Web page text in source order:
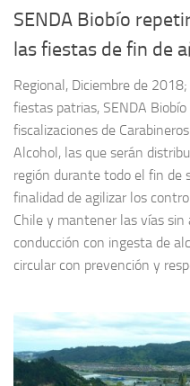
SENDA Biobío
las fiestas de fin de
Regional, Diciembre de
fiestas patrias, SENDA
fiscalizaciones de
Alcohol, las que serán
región durante todo el fin de
finalidad de agilizar los
Chile y mantener las vías
conducción con ingesta de
circular con prevención y